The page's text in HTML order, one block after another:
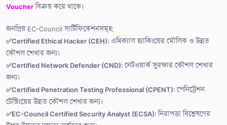
Voucherবিক্রয় করে থাকে।
জনপ্রিয় EC-Council সার্টিফিকেশনসমূহ:
✅Certified Ethical Hacker (CEH): এথিক্যাল হ্যাকিংয়ের মৌলিক ও উন্নত
কৌশল শেখার জন্য।
✅Certified Network Defender (CND): নেটওয়ার্ক সুরক্ষার কৌশল শেখার
জন্য।
✅Certified Penetration Testing Professional (CPENT): পেনিট্রেশন
টেস্টিংয়ের উন্নত কৌশল শেখার জন্য।
✅EC-Council Certified Security Analyst (ECSA):নিরাপত্তা বিশ্লেষণের